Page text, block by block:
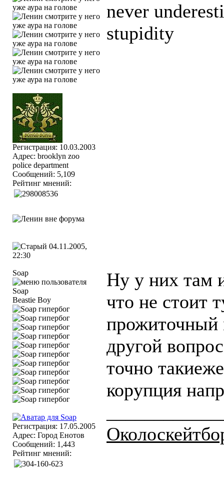
Регистрация: 10.03.2003
Адрес: brooklyn zoo
police department
Сообщений: 5,109
Рейтинг мнений:
never
stupidity
04.11.2005,
22:30
Soap
Beastie Boy
Регистрация: 17.05.2005
Адрес: Город Енотов
Сообщений: 1,443
Рейтинг мнений:
Ну у них там
что не стоит
прожиточный
другой
точно
корупция